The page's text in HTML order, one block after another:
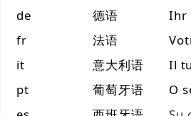
de
德语
Ihr
fr
法语
it
意大利语
Il
pt
葡萄牙语
O